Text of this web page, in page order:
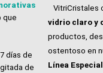
que
días de
de
VitriCristales
vidrio claro y
productos,
ostentoso en
Línea